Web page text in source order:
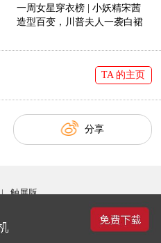
一周女星穿衣榜 | 小妖精宋茜
造型百变，川普夫人一袭白裙
TA 的主页
分享
| 触屏版
京ICP备09102038号-16